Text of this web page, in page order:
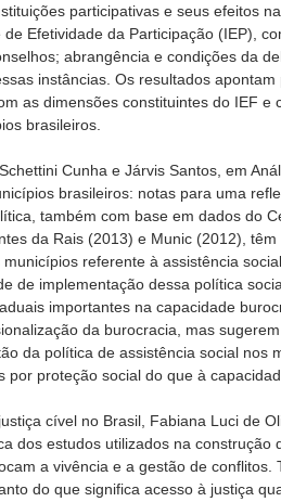
participativas e seus efeitos
Efetividade da Participação (IEP),
abrangência e condições da
instâncias. Os resultados
as dimensões constituintes do IEF e
brasileiros.
Cunha e Járvis Santos, em
brasileiros: notas para uma
também com base em dados do
da Rais (2013) e Munic (2012),
referente à assistência
de implementação dessa política
importantes na capacidade
da burocracia, mas
da política de assistência social nos
por proteção social do que à
cível no Brasil, Fabiana Luci de
dos estudos utilizados na construção
a vivência e a gestão de conflitos.
do que significa acesso à justiça